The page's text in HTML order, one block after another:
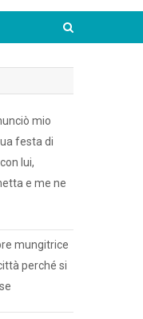
mio
festa di
lui,
e me ne
mungitrice
perché si